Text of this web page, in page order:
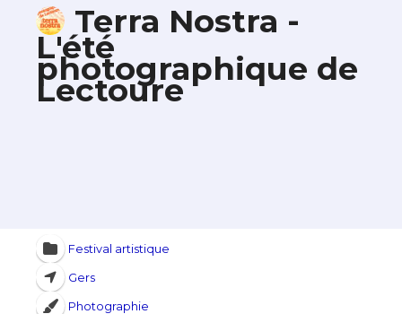
Terra Nostra -
L'été
photographique de
Lectoure
Festival artistique
Gers
Photographie